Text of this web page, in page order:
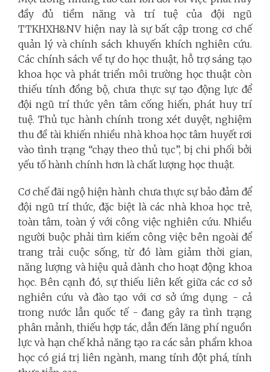
đầy đủ tiềm năng và trí tuệ của đội ngũ
TTKHXH&NV hiện nay là sự bất cập trong cơ chế
quản lý và chính sách khuyến khích nghiên cứu.
Các chính sách về tự do học thuật, hỗ trợ sáng tạo
khoa học và phát triển môi trường học thuật còn
thiếu tính đồng bộ, chưa thực sự tạo động lực để
đội ngũ trí thức yên tâm cống hiến, phát huy trí
tuệ. Thủ tục hành chính trong xét duyệt, nghiệm
thu đề tài khiến nhiều nhà khoa học tâm huyết rơi
vào tình trạng “chạy theo thủ tục”, bị chi phối bởi
yếu tố hành chính hơn là chất lượng học thuật.
Cơ chế đãi ngộ hiện hành chưa thực sự bảo đảm để
đội ngũ trí thức, đặc biệt là các nhà khoa học trẻ,
toàn tâm, toàn ý với công việc nghiên cứu. Nhiều
người buộc phải tìm kiếm công việc bên ngoài để
trang trải cuộc sống, từ đó làm giảm thời gian,
năng lượng và hiệu quả dành cho hoạt động khoa
học. Bên cạnh đó, sự thiếu liên kết giữa các cơ sở
nghiên cứu và đào tạo với cơ sở ứng dụng - cả
trong nước lẫn quốc tế - đang gây ra tình trạng
phân mảnh, thiếu hợp tác, dẫn đến lãng phí nguồn
lực và hạn chế khả năng tạo ra các sản phẩm khoa
học có giá trị liên ngành, mang tính đột phá, tính